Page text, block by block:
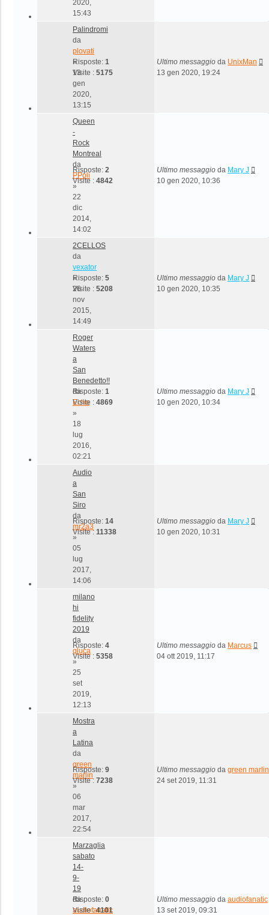
2020,
15:43
Palindromi
da
plovati
»
13
gen
2020,
13:15
Risposte: 1
Visite : 5175
Ultimo messaggio da UnixMan
13 gen 2020, 19:24
Queen
-
Rock
Montreal
da
PPoli
»
22
dic
2014,
14:02
Risposte: 2
Visite : 4842
Ultimo messaggio da Mary J
10 gen 2020, 10:36
2CELLOS
da
vexator
»
26
nov
2015,
14:49
Risposte: 5
Visite : 5208
Ultimo messaggio da Mary J
10 gen 2020, 10:35
Roger
Waters
a
San
Benedetto!!
da
Echo
»
18
lug
2016,
02:21
Risposte: 1
Visite : 4869
Ultimo messaggio da Mary J
10 gen 2020, 10:34
Audio
a
San
Siro
da
mr2a3
»
05
lug
2017,
14:06
Risposte: 14
Visite : 11338
Ultimo messaggio da Mary J
10 gen 2020, 10:31
milano
hi
fidelity
2019
da
gluca
»
25
set
2019,
12:13
Risposte: 4
Visite : 5358
Ultimo messaggio da Marcus
04 ott 2019, 11:17
Mostra
a
Latina
da
green
marlin
»
06
mar
2017,
22:54
Risposte: 9
Visite : 7238
Ultimo messaggio da green marlin
24 set 2019, 11:31
Marzaglia
sabato
14-
9-
19
da
audiofanatic
Risposte: 0
Visite :4101
Ultimo messaggio da audiofanatic
13 set 2019, 09:31